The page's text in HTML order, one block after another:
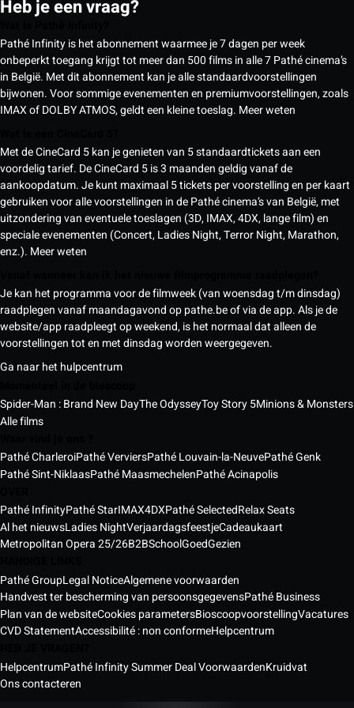
Heb je een vraag?
Pathé Infinity is het abonnement waarmee je 7 dagen per week
onbeperkt toegang krijgt tot meer dan 500 films in alle 7 Pathé cinema’s
in België. Met dit abonnement kan je alle standaardvoorstellingen
bijwonen. Voor sommige evenementen en premiumvoorstellingen, zoals
IMAX of DOLBY ATMOS, geldt een kleine toeslag. Meer weten
Met de CineCard 5 kan je genieten van 5 standaardtickets aan een
voordelig tarief. De CineCard 5 is 3 maanden geldig vanaf de
aankoopdatum. Je kunt maximaal 5 tickets per voorstelling en per kaart
gebruiken voor alle voorstellingen in de Pathé cinema’s van België, met
uitzondering van eventuele toeslagen (3D, IMAX, 4DX, lange film) en
speciale evenementen (Concert, Ladies Night, Terror Night, Marathon,
enz.). Meer weten
Je kan het programma voor de filmweek (van woensdag t/m dinsdag)
raadplegen vanaf maandagavond op pathe.be of via de app. Als je de
website/app raadpleegt op weekend, is het normaal dat alleen de
voorstellingen tot en met dinsdag worden weergegeven.
Ga naar het hulpcentrum
Spider-Man : Brand New DayThe OdysseyToy Story 5Minions & Monsters
Alle films
Pathé CharleroiPathé VerviersPathé Louvain-la-NeuvePathé Genk
Pathé Sint-NiklaasPathé MaasmechelenPathé Acinapolis
Pathé InfinityPathé StarIMAX4DXPathé SelectedRelax Seats
Al het nieuwsLadies NightVerjaardagsfeestjeCadeaukaart
Metropolitan Opera 25/26B2BSchoolGoedGezien
Pathé GroupLegal NoticeAlgemene voorwaarden
Handvest ter bescherming van persoonsgegevensPathé Business
Plan van de websiteCookies parametersBioscoopvoorstellingVacatures
CVD StatementAccessibilité : non conformeHelpcentrum
HelpcentrumPathé Infinity Summer Deal VoorwaardenKruidvat
Ons contacteren